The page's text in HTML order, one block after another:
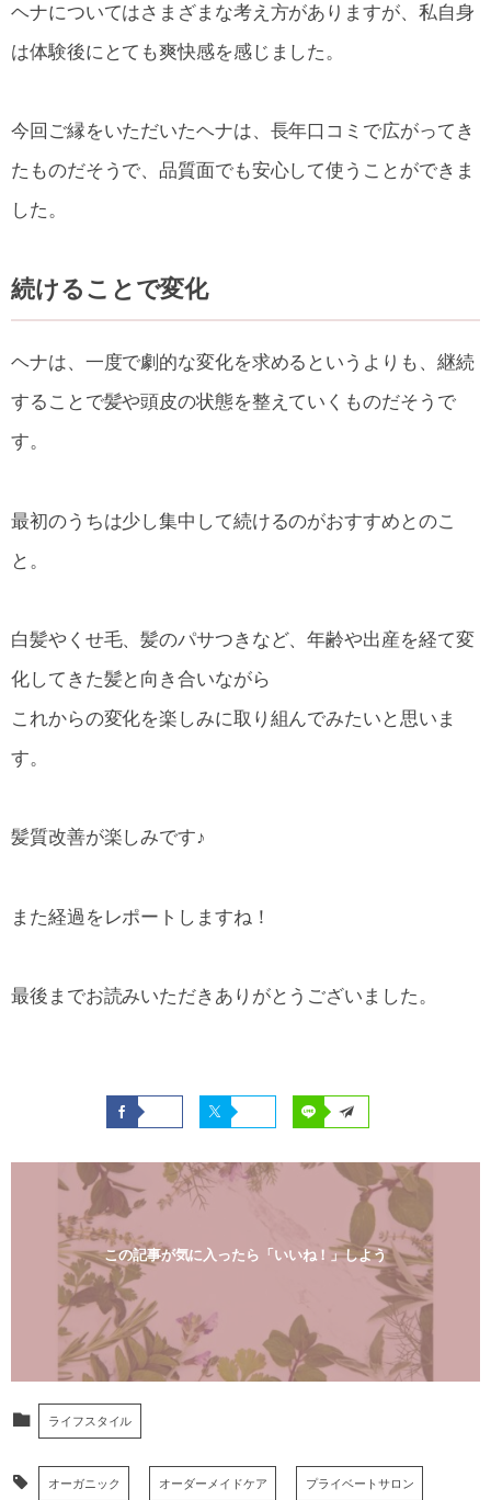
ヘナについてはさまざまな考え方がありますが、私自身
は体験後にとても爽快感を感じました。
今回ご縁をいただいたヘナは、長年口コミで広がってき
たものだそうで、品質面でも安心して使うことができま
した。
続けることで変化
ヘナは、一度で劇的な変化を求めるというよりも、継続
することで髪や頭皮の状態を整えていくものだそうで
す。
最初のうちは少し集中して続けるのがおすすめとのこ
と。
白髪やくせ毛、髪のパサつきなど、年齢や出産を経て変
化してきた髪と向き合いながら
これからの変化を楽しみに取り組んでみたいと思いま
す。
髪質改善が楽しみです♪
また経過をレポートしますね！
最後までお読みいただきありがとうございました。
この記事が気に入ったら「いいね！」しよう
ライフスタイル
オーガニック オーダーメイドケア プライベートサロン